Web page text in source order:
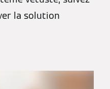
la solution